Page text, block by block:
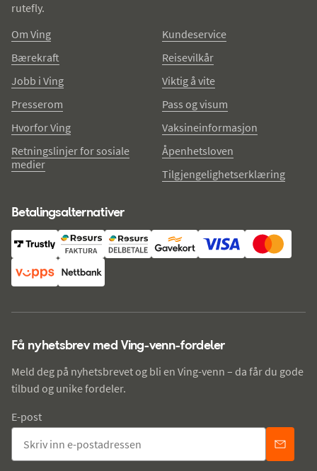
rutefly.
Om Ving
Bærekraft
Jobb i Ving
Presserom
Hvorfor Ving
Retningslinjer for sosiale
medier
Kundeservice
Reisevilkår
Viktig å vite
Pass og visum
Vaksineinformasjon
Åpenhetsloven
Tilgjengelighetserklæring
Betalingsalternativer
Få nyhetsbrev med Ving-venn-fordeler
Meld deg på nyhetsbrevet og bli en Ving-venn – da får du gode
tilbud og unike fordeler.
E-post